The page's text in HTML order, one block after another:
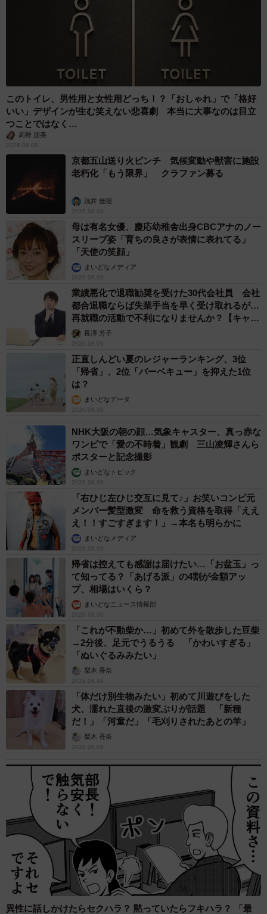
このトイレ、男性用と女性用どっち！？「おしゃれ」で「格好
いい」デザインが生む笑えない悲喜劇 本当に大事なのは目立
つことではなく…
高野 朋美
2026.08.09
京都五山送り火ピンチ 気候変動や獣害に施設
老朽化「もう限界」 クラファン募る
浅井 佳穂
2026.08.09
母は有名女優、慶応幼稚舎出身CBCアナのノー
スリーブ姿「育ちの良さが表情に表れてる」
「天使の笑顔」
まいどなメディア
2026.08.09
業績悪化で退職勧奨を受けた30代会社員 会社
都合退職ならば失業手当を早く受け取れるが…
再就職の活動で不利になりませんか？【キャリ
アカウンセラーが解説】
長澤 芳子
2026.08.09
正直しんどい夏のレジャーランキング、3位
「帰省」、2位「バーベキュー」を抑えた1位
は？
まいどなデータ
2026.08.09
NHK大阪の朝の顔…気象キャスター、真っ赤な
ワンピで「愛の不時着」観劇 三山凌輝さんら
ポスターと記念撮影
まいどなトピック
2026.08.09
「右ひじ左ひじ交互に見て♪」お笑いコンビ元
メンバー髪型激変 命を救う資格を取得「ええ
え！！すごすぎます！」→本名も明らかに
まいどなメディア
2026.08.09
帰省は控えても感謝は届けたい…「お盆玉」っ
て知ってる？「あげる派」の4割が金額アッ
プ、相場はいくら？
まいどなニュース情報部
2026.08.09
「これが不動柴か…」初めて外を散歩した豆柴
→2分後、足元でうるうる 「かわいすぎる」
「ぬいぐるみみたい」
梨木 香奈
2026.08.09
「体だけ別生物みたい」初めて川遊びをした
犬、濡れた直後の激変ぶりが話題 「新種
だ！」「河童だ」「毛刈りされたあとの羊」
梨木 香奈
2026.08.09
異性に話しかけたらセクハラ？ 黙っていたらフキハラ？ 「最